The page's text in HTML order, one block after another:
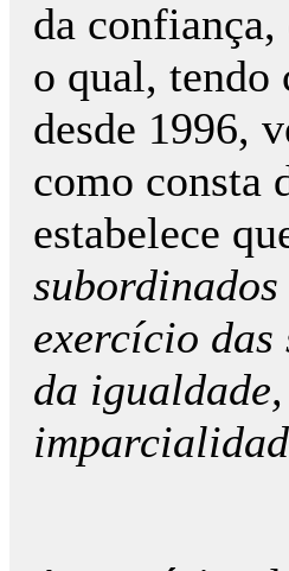
da
o qual, tendo
desde 1996,
como consta
estabelece
exercício das
da